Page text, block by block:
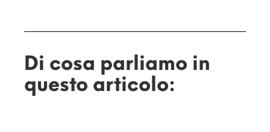
Di cosa parliamo in
questo articolo: